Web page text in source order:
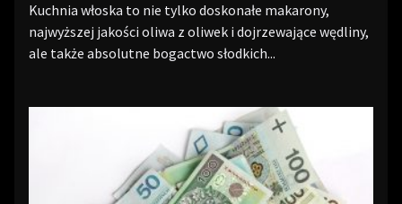
Kuchnia włoska to nie tylko doskonałe makarony,
najwyższej jakości oliwa z oliwek i dojrzewające wędliny,
ale także absolutne bogactwo słodkich...